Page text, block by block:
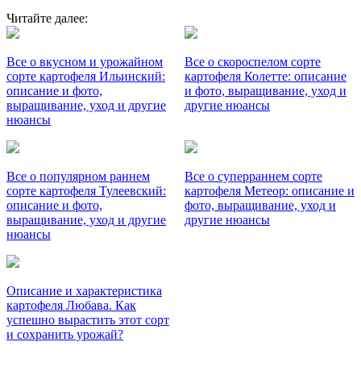
Читайте далее:
Все о вкусном и урожайном
сорте картофеля Ильинский:
описание и фото,
выращивание, уход и другие
нюансы
Все о скороспелом сорте
картофеля Колетте: описание
и фото, выращивание, уход и
другие нюансы
Все о популярном раннем
сорте картофеля Тулеевский:
описание и фото,
выращивание, уход и другие
нюансы
Все о суперраннем сорте
картофеля Метеор: описание и
фото, выращивание, уход и
другие нюансы
Описание и характеристика
картофеля Любава. Как
успешно вырастить этот сорт
и сохранить урожай?